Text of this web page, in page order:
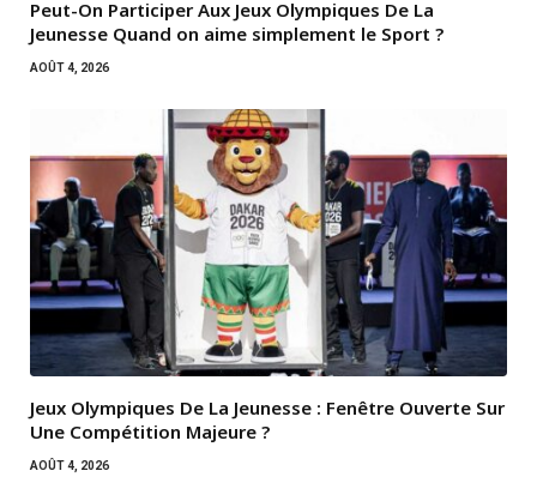
Peut-On Participer Aux Jeux Olympiques De La
Jeunesse Quand on aime simplement le Sport ?
AOÛT 4, 2026
Jeux Olympiques De La Jeunesse : Fenêtre Ouverte Sur
Une Compétition Majeure ?
AOÛT 4, 2026